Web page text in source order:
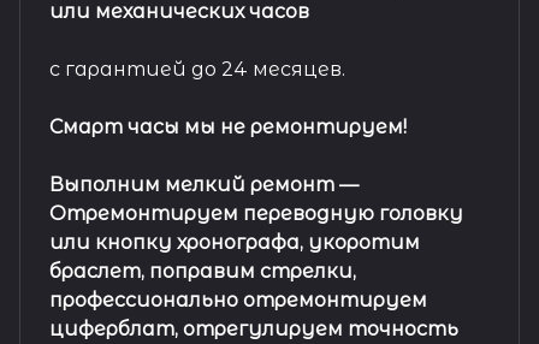
или механических часов
с гарантией до 24 месяцев.
Смарт часы мы не ремонтируем!
Выполним мелкий ремонт —
Отремонтируем переводную головку
или кнопку хронографа, укоротим
браслет, поправим стрелки,
профессионально отремонтируем
циферблат, отрегулируем точность